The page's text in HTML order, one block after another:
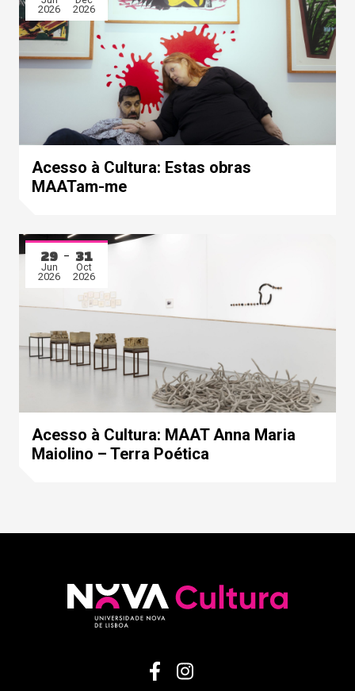
2026
2026
Acesso à Cultura: Estas obras
MAATam-me
29
Jun
2026
31
Oct
2026
Acesso à Cultura: MAAT Anna Maria
Maiolino – Terra Poética